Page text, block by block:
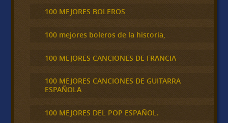
100 MEJORES BOLEROS
100 mejores boleros de la historia,
100 MEJORES CANCIONES DE FRANCIA
100 MEJORES CANCIONES DE GUITARRA
ESPAÑOLA
100 MEJORES DEL POP ESPAÑOL.